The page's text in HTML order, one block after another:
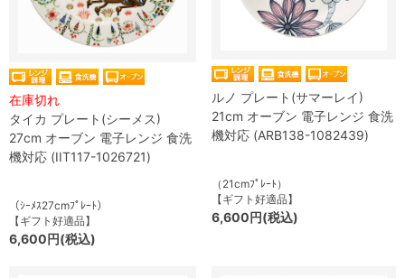
在庫切れ
タイカ プレート(シーメス)
27cm オーブン 電子レンジ 食洗
機対応 (IIT117-1026721)
（ｼｰﾒｽ27cmﾌﾟﾚｰﾄ）
【ギフト好適品】
6,600円(税込)
ルノ プレート(サマーレイ)
21cm オーブン 電子レンジ 食洗
機対応 (ARB138-1082439)
（21cmﾌﾟﾚｰﾄ）
【ギフト好適品】
6,600円(税込)